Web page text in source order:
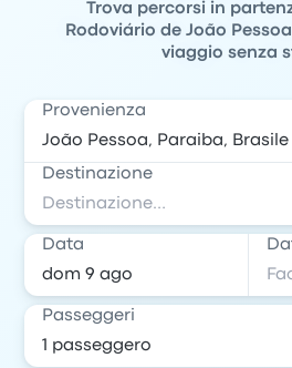
Trova percorsi in
Rodoviário de João
viaggio senza
Provenienza
Destinazione
Data
Passeggeri